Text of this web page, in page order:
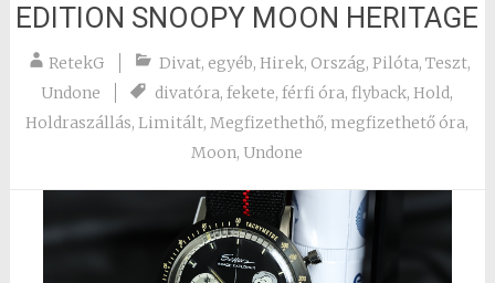
EDITION SNOOPY MOON HERITAGE
RetekG Divat, egyéb, Hirek, Ország, Pilóta, Teszt,
Undone
divatóra,fekete,férfi óra,flyback,Hold,
Holdraszállás,Limitált,Megfizethethő, megfizethető óra,
Moon, Undone